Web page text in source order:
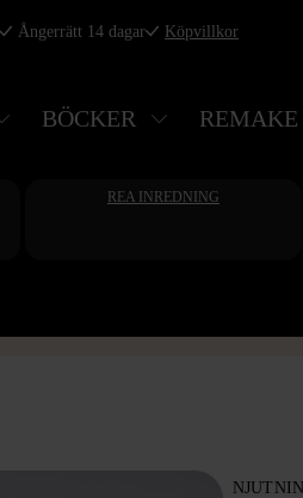
Ångerrätt 14 dagar Köpvillkor
BÖCKER
REA INREDNING